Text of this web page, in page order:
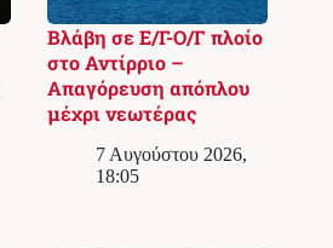
Βλάβη σε Ε/Γ-Ο/Γ πλοίο
στο Αντίρριο –
Απαγόρευση απόπλου
μέχρι νεωτέρας
7 Αυγούστου 2026,
18:05